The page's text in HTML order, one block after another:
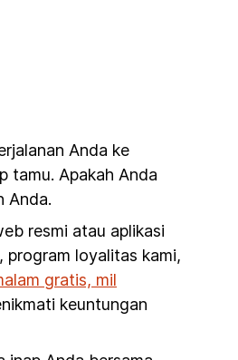
Anda ke
tamu. Apakah Anda
Anda.
resmi atau aplikasi
, program loyalitas kami,
gratis, mil
keuntungan